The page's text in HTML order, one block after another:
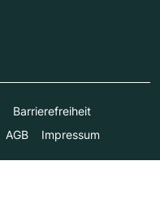
Barrierefreiheit
AGB Impressum